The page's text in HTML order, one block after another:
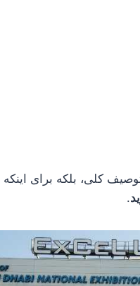
کلی، بلکه برای اینکه
.